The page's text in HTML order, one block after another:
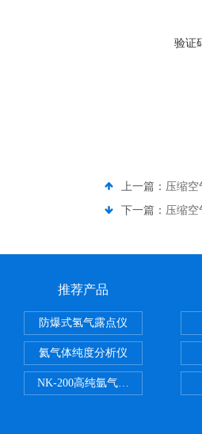
验证
上一篇： 压缩空
下一篇： 压缩空
推荐产品
防爆式氢气露点仪
氦气体纯度分析仪
NK-200高纯氩气纯度分析仪